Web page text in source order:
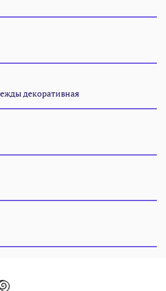
декоративная